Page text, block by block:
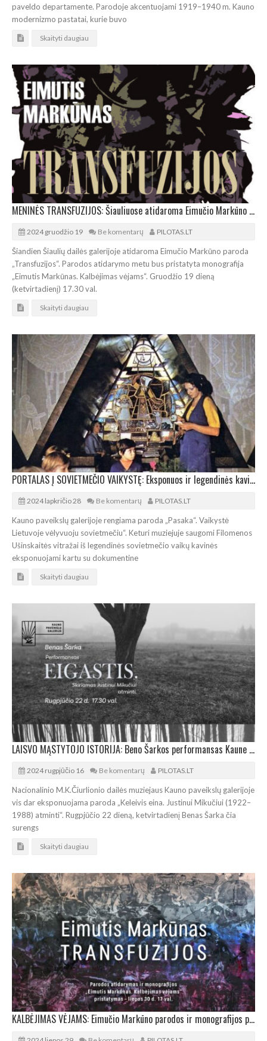
paveldo departamente. Parodoje akcentuojami 1919–1940 m. Kauno
modernizmo pastatai, kurie buvo
Skaityti daugiau
MENINĖS TRANSFUZIJOS: Šiauliuose atidaroma Eimučio Markūno paroda
2024 gruodžio 19 Be komentarų PILOTAS.LT
Šiandien Šiaulių dailės galerijoje atidaroma Eimučio Markūno paroda
„Transfuzijos“. Parodos atidarymo metu bus pristatyta monografija
„Eimutis Markūnas. Kalbėjimas vėjams“. Gruodžio 19 dieną
(ketvirtadienį) 17.30 val.
Skaityti daugiau
PORTALAS Į SOVIETMEČIO VAIKYSTĘ: Eksponuos ir legendinės kavinės „Pasaka“ restauruotus vitražus
2024 lapkričio 28 Be komentarų PILOTAS.LT
Kauno paveikslų galerijoje rengiama paroda „Pasaka“. Vaikystė
Lietuvoje vėlyvuoju sovietmečiu“. Keturi muziejuje saugomi Filomenos
Ušinskaitės vitražai iš legendinės sovietmečio vaikų kavinės
eksponuojami kartu su dokumentine
Skaityti daugiau
LAISVO MĄSTYTOJO ISTORIJA: Beno Šarkos performansas Kaune Justinui Mikučiui atminti
2024 rugpjūčio 16 Be komentarų PILOTAS.LT
Nacionalinio M.K.Čiurlionio dailės muziejaus Kauno paveikslų galerijoje
vis dar eksponuojama paroda „Keleivis eina. Justinui Mikučiui (1922–
1988) atminti“. Rugpjūčio 22 dieną, ketvirtadienį Benas Šarka čia
surengs
Skaityti daugiau
KALBĖJIMAS VĖJAMS: Eimučio Markūno parodos ir monografijos pristatymas Vilniuje